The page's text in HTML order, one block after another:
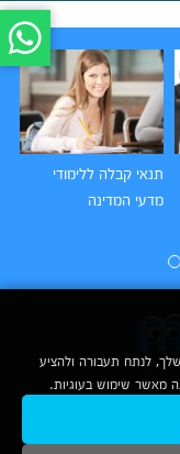
תנאי קבלה ללימודי
מדעי המדינה
לנתח תעבורה ולהציע
מאשר שימוש בעוגיות.